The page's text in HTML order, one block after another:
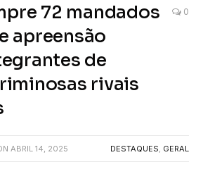
72 mandados
apreensão
de
rivais
0
ABRIL 14, 2025 DESTAQUES GERAL